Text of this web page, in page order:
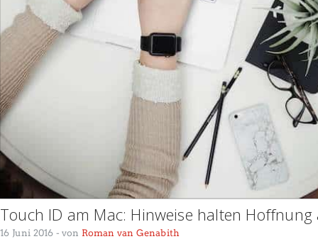
Touch ID am Mac: Hinweise halten Hoffnung
16 Juni 2016 - von Roman van Genabith